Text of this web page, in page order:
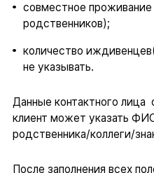
совместное
родственников);
количество
не указывать.
Данные контактного лица
клиент может указать
родственника/коллеги/
После заполнения всех